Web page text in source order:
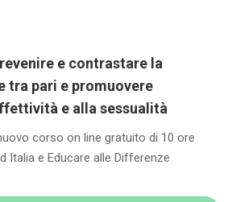
e contrastare la
tra pari e promuovere
e alla sessualità
corso on line gratuito di 10 ore
Italia e Educare alle Differenze